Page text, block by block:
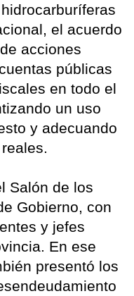
el acuerdo
acciones
públicas
en todo el
un uso
y adecuando
Salón de los
Gobierno, con
y jefes
En ese
presentó los